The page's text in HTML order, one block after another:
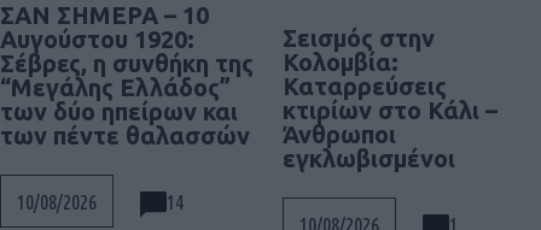
ΣΑΝ ΣΗΜΕΡΑ – 10
Αυγούστου 1920:
Σέβρες, η συνθήκη της
“Μεγάλης Ελλάδος”
των δύο ηπείρων και
των πέντε θαλασσών
10/08/2026 14
Σεισμός στην
Κολομβία:
Καταρρεύσεις
κτιρίων στο Κάλι –
Άνθρωποι
εγκλωβισμένοι
10/08/2026 1